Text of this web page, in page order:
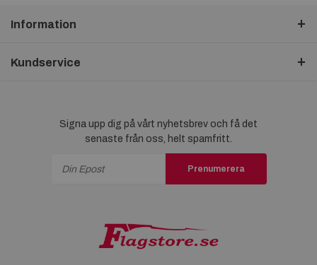
Information
Kundservice
Signa upp dig på vårt nyhetsbrev och få det
senaste från oss, helt spamfritt.
Prenumerera